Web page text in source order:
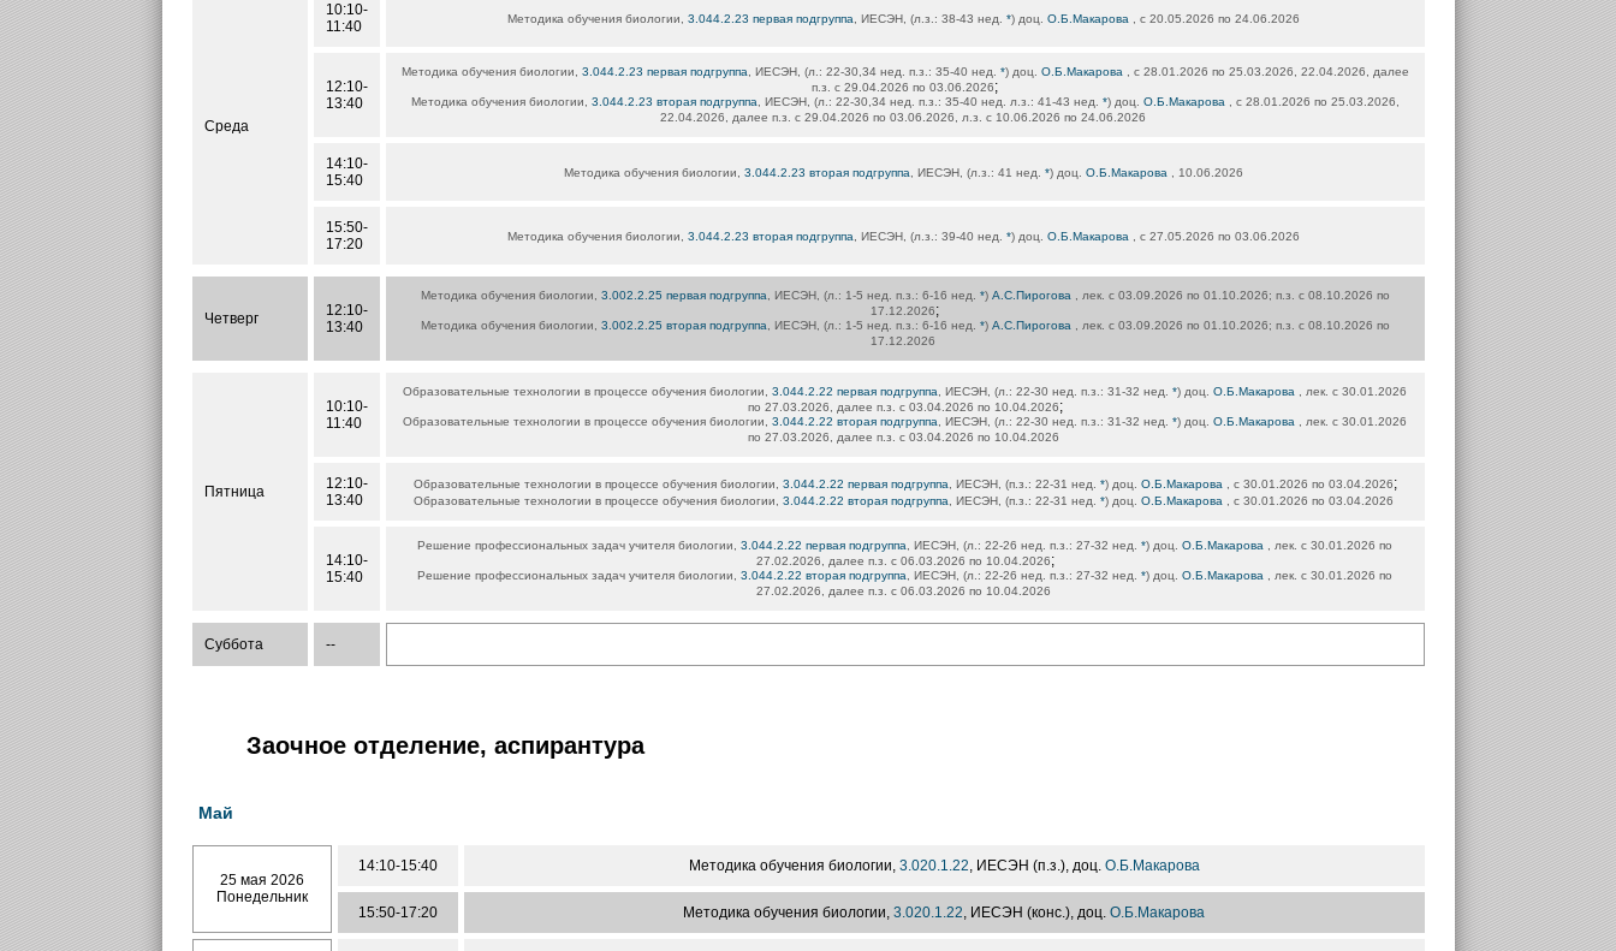
Среда
10:10-
11:40
Методика обучения биологии, 3.044.2.23 первая подгруппа , ИЕСЭН, (л.з.: 38-43 нед. *) доц. О.Б.Макарова , с 20.05.2026 по 24.06.2026
12:10-
13:40
Методика обучения биологии, 3.044.2.23 первая подгруппа , ИЕСЭН, (л.: 22-30,34 нед. п.з.: 35-40 нед. *) доц. О.Б.Макарова , с 28.01.2026 по 25.03.2026, 22.04.2026, далее
п.з. с 29.04.2026 по 03.06.2026;
Методика обучения биологии, 3.044.2.23 вторая подгруппа , ИЕСЭН, (л.: 22-30,34 нед. п.з.: 35-40 нед. л.з.: 41-43 нед. *) доц. О.Б.Макарова , с 28.01.2026 по 25.03.2026,
22.04.2026, далее п.з. с 29.04.2026 по 03.06.2026, л.з. с 10.06.2026 по 24.06.2026
14:10-
15:40
Методика обучения биологии, 3.044.2.23 вторая подгруппа , ИЕСЭН, (л.з.: 41 нед. *) доц. О.Б.Макарова , 10.06.2026
15:50-
17:20
Методика обучения биологии, 3.044.2.23 вторая подгруппа , ИЕСЭН, (л.з.: 39-40 нед. *) доц. О.Б.Макарова , с 27.05.2026 по 03.06.2026
Четверг
12:10-
13:40
Методика обучения биологии, 3.002.2.25 первая подгруппа , ИЕСЭН, (л.: 1-5 нед. п.з.: 6-16 нед. *) А.С.Пирогова , лек. с 03.09.2026 по 01.10.2026; п.з. с 08.10.2026 по
17.12.2026;
Методика обучения биологии, 3.002.2.25 вторая подгруппа , ИЕСЭН, (л.: 1-5 нед. п.з.: 6-16 нед. *) А.С.Пирогова , лек. с 03.09.2026 по 01.10.2026; п.з. с 08.10.2026 по
17.12.2026
Пятница
10:10-
11:40
Образовательные технологии в процессе обучения биологии, 3.044.2.22 первая подгруппа , ИЕСЭН, (л.: 22-30 нед. п.з.: 31-32 нед. *) доц. О.Б.Макарова , лек. с 30.01.2026
по 27.03.2026, далее п.з. с 03.04.2026 по 10.04.2026;
Образовательные технологии в процессе обучения биологии, 3.044.2.22 вторая подгруппа , ИЕСЭН, (л.: 22-30 нед. п.з.: 31-32 нед. *) доц. О.Б.Макарова , лек. с 30.01.2026
по 27.03.2026, далее п.з. с 03.04.2026 по 10.04.2026
12:10-
13:40
Образовательные технологии в процессе обучения биологии, 3.044.2.22 первая подгруппа , ИЕСЭН, (п.з.: 22-31 нед. *) доц. О.Б.Макарова , с 30.01.2026 по 03.04.2026;
Образовательные технологии в процессе обучения биологии, 3.044.2.22 вторая подгруппа , ИЕСЭН, (п.з.: 22-31 нед. *) доц. О.Б.Макарова , с 30.01.2026 по 03.04.2026
14:10-
15:40
Решение профессиональных задач учителя биологии, 3.044.2.22 первая подгруппа , ИЕСЭН, (л.: 22-26 нед. п.з.: 27-32 нед. *) доц. О.Б.Макарова , лек. с 30.01.2026 по
27.02.2026, далее п.з. с 06.03.2026 по 10.04.2026;
Решение профессиональных задач учителя биологии, 3.044.2.22 вторая подгруппа , ИЕСЭН, (л.: 22-26 нед. п.з.: 27-32 нед. *) доц. О.Б.Макарова , лек. с 30.01.2026 по
27.02.2026, далее п.з. с 06.03.2026 по 10.04.2026
Суббота --
Заочное отделение, аспирантура
Май
25 мая 2026
Понедельник
14:10-15:40 Методика обучения биологии, 3.020.1.22, ИЕСЭН (п.з.), доц. О.Б.Макарова
15:50-17:20 Методика обучения биологии, 3.020.1.22, ИЕСЭН (конс.), доц. О.Б.Макарова